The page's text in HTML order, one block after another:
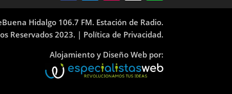
Hidalgo 106.7 FM. Estación de Radio.
Reservados 2023. | Política de Privacidad.
Alojamiento y Diseño Web por: